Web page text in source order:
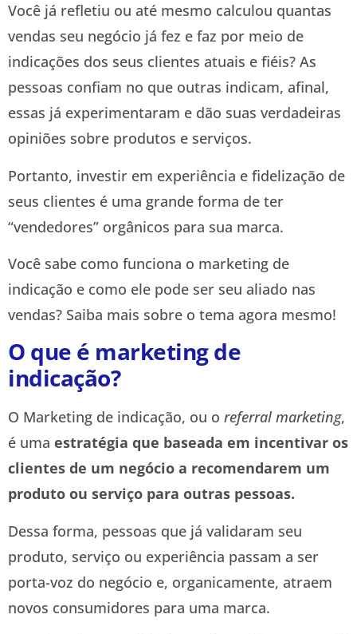
Você já refletiu ou até mesmo calculou quantas
vendas seu negócio já fez e faz por meio de
indicações dos seus clientes atuais e fiéis? As
pessoas confiam no que outras indicam, afinal,
essas já experimentaram e dão suas verdadeiras
opiniões sobre produtos e serviços.
Portanto, investir em experiência e fidelização de
seus clientes é uma grande forma de ter
“vendedores” orgânicos para sua marca.
Você sabe como funciona o marketing de
indicação e como ele pode ser seu aliado nas
vendas? Saiba mais sobre o tema agora mesmo!
O que é marketing de
indicação?
O Marketing de indicação, ou o referral marketing,
é uma estratégia que baseada em incentivar os
clientes de um negócio a recomendarem um
produto ou serviço para outras pessoas.
Dessa forma, pessoas que já validaram seu
produto, serviço ou experiência passam a ser
porta-voz do negócio e, organicamente, atraem
novos consumidores para uma marca.